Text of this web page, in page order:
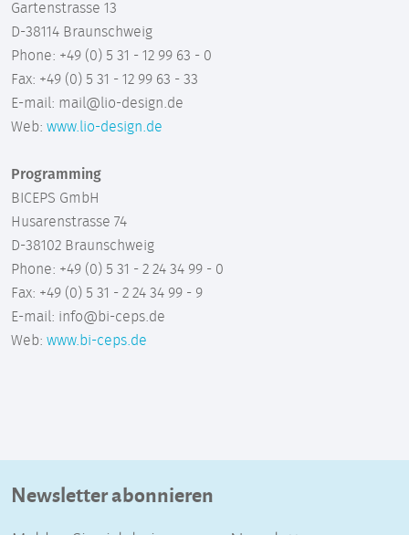
Gartenstrasse 13
D-38114 Braunschweig
Phone: +49 (0) 5 31 - 12 99 63 - 0
Fax: +49 (0) 5 31 - 12 99 63 - 33
E-mail: mail@lio-design.de
Web: www.lio-design.de
Programming
BICEPS GmbH
Husarenstrasse 74
D-38102 Braunschweig
Phone: +49 (0) 5 31 - 2 24 34 99 - 0
Fax: +49 (0) 5 31 - 2 24 34 99 - 9
E-mail: info@bi-ceps.de
Web: www.bi-ceps.de
Newsletter abonnieren